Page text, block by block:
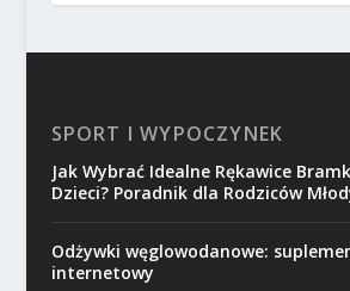
SPORT I WYPOCZYNEK
Jak Wybrać Idealne Rękawice
Dzieci? Poradnik dla Rodziców
Odżywki węglowodanowe:
internetowy